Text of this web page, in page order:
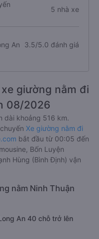
5 nhà xe
An 3.5/5.0 đánh giá
giường nằm đi
08/2026
dài khoảng 516 km.
Xe giường nằm đi
bắt đầu từ 00:05 đến
Bốn Luyện
Hùng (Bình Định) vận
nằm Ninh Thuận
An 40 chỗ trở lên